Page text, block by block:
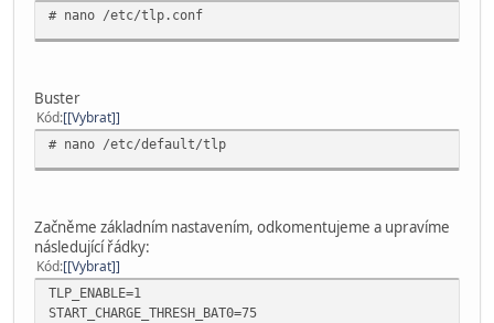
# nano /etc/tlp.conf
Buster
Kód [Vybrat]
# nano /etc/default/tlp
Začněme základním nastavením, odkomentujeme a upravíme
následující řádky:
Kód [Vybrat]
TLP_ENABLE=1
START_CHARGE_THRESH_BAT0=75